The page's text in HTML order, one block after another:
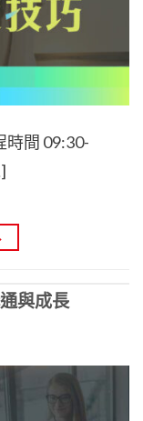
間 09:30-
與成長